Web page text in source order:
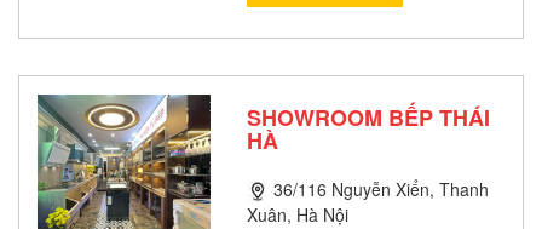
SHOWROOM BẾP THÁI
HÀ
36/116 Nguyễn Xiển, Thanh
Xuân, Hà Nội